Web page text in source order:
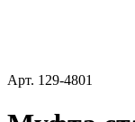
Арт. 129-4801